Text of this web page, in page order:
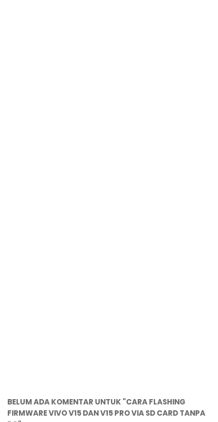
BELUM ADA KOMENTAR UNTUK "CARA FLASHING
FIRMWARE VIVO V15 DAN V15 PRO VIA SD CARD TANPA